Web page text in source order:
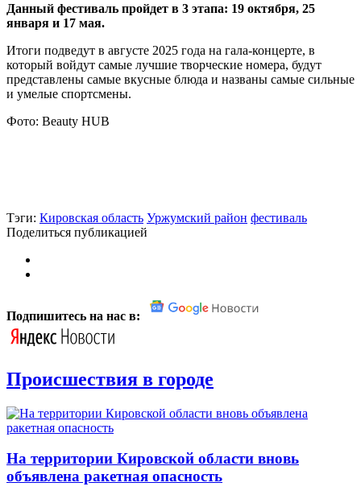
Данный фестиваль пройдет в 3 этапа: 19 октября, 25
января и 17 мая.
Итоги подведут в августе 2025 года на гала-концерте, в
который войдут самые лучшие творческие номера, будут
представлены самые вкусные блюда и названы самые сильные
и умелые спортсмены.
Фото: Beauty HUB
Тэги: Кировская область Уржумский район фестиваль
Поделиться публикацией
Подпишитесь на нас в:
Происшествия в городе
На территории Кировской области вновь
объявлена ракетная опасность